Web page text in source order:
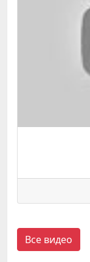
Все видео